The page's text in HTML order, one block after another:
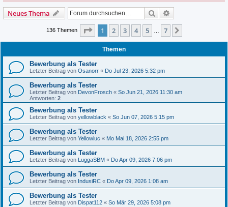
Neues Thema Suche
136 Themen Seite 1von
1 2 3 4 5 7
Themen
Bewerbung als Tester
Letzter Beitrag von Osanorr « Do Jul 23, 2026 5:32 pm
Bewerbung als Tester
Letzter Beitrag von DevonFrosch « So Jun 21, 2026 11:30 am
Antworten: 2
Bewerbung als Tester
Letzter Beitrag von yellowblack « So Jun 07, 2026 5:15 pm
Bewerbung als Tester
Letzter Beitrag von Yellowluc « Mo Mai 18, 2026 2:55 pm
Bewerbung als Tester
Letzter Beitrag von LuggaSBM « Do Apr 09, 2026 7:06 pm
Bewerbung als Tester
Letzter Beitrag von IndusiRC « Do Apr 09, 2026 1:08 am
Bewerbung als Tester
Letzter Beitrag von Dispat112 « So Mär 29, 2026 5:08 pm